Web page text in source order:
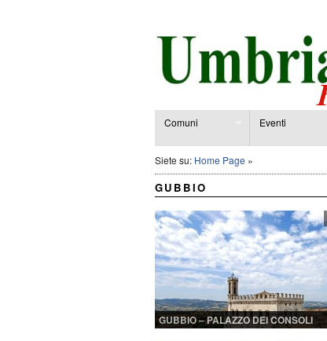
Comuni Eventi
Siete su: Home Page »
GUBBIO
GUBBIO – PALAZZO DEI CONSOLI